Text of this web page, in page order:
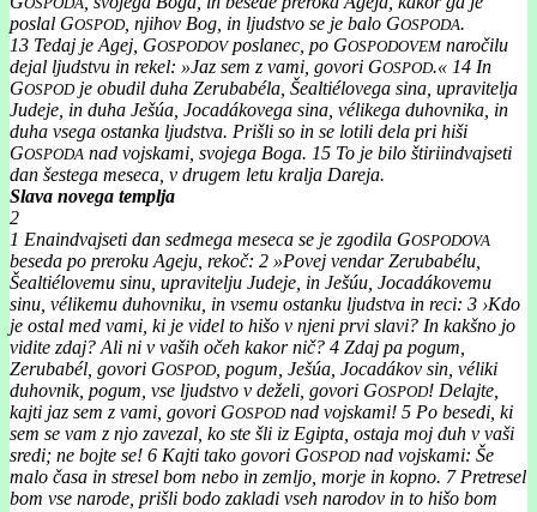
poslal GOSPOD, njihov Bog, in ljudstvo se je balo GOSPODA.
13 Tedaj je Agej, GOSPODOVposlanec, po GOSPODOVEMnaročilu
dejal ljudstvu in rekel: »Jaz sem z vami, govori GOSPOD.« 14 In
GOSPODje obudil duha Zerubabéla, Šealtiélovega sina, upravitelja
Judeje, in duha Ješúa, Jocadákovega sina, vélikega duhovnika, in
duha vsega ostanka ljudstva. Prišli so in se lotili dela pri hiši
GOSPODA nad vojskami, svojega Boga. 15 To je bilo štiriindvajseti
dan šestega meseca, v drugem letu kralja Dareja.
Slava novega templja
2
1 Enaindvajseti dan sedmega meseca se je zgodila GOSPODOVA
beseda po preroku Ageju, rekoč: 2 »Povej vendar Zerubabélu,
Šealtiélovemu sinu, upravitelju Judeje, in Ješúu, Jocadákovemu
sinu, vélikemu duhovniku, in vsemu ostanku ljudstva in reci: 3 ›Kdo
je ostal med vami, ki je videl to hišo v njeni prvi slavi? In kakšno jo
vidite zdaj? Ali ni v vaših očeh kakor nič? 4 Zdaj pa pogum,
Zerubabél, govori GOSPOD, pogum, Ješúa, Jocadákov sin, véliki
duhovnik, pogum, vse ljudstvo v deželi, govori GOSPOD! Delajte,
kajti jaz sem z vami, govori GOSPODnad vojskami! 5 Po besedi, ki
sem se vam z njo zavezal, ko ste šli iz Egipta, ostaja moj duh v vaši
sredi; ne bojte se! 6 Kajti tako govori GOSPODnad vojskami: Še
malo časa in stresel bom nebo in zemljo, morje in kopno. 7 Pretresel
bom vse narode, prišli bodo zakladi vseh narodov in to hišo bom